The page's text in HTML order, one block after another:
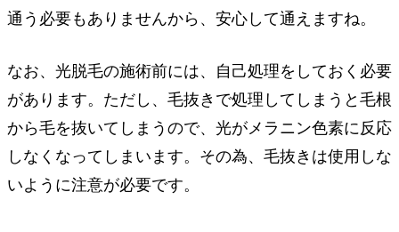
通う必要もありませんから、安心して通えますね。
なお、光脱毛の施術前には、自己処理をしておく必要
があります。ただし、毛抜きで処理してしまうと毛根
から毛を抜いてしまうので、光がメラニン色素に反応
しなくなってしまいます。その為、毛抜きは使用しな
いように注意が必要です。